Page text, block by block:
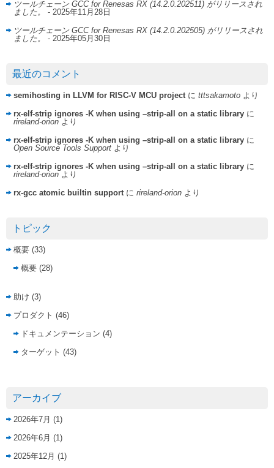
ツールチェーン GCC for Renesas RX (14.2.0.202511) がリリースされ
ました。
- 2025年11月28日
ツールチェーン GCC for Renesas RX (14.2.0.202505) がリリースされ
ました。
- 2025年05月30日
最近のコメント
semihosting in LLVM for RISC-V MCU projectに tttsakamoto より
rx-elf-strip ignores -K when using –strip-all on a static library に
rireland-orion より
rx-elf-strip ignores -K when using –strip-all on a static library に
Open Source Tools Support より
rx-elf-strip ignores -K when using –strip-all on a static library に
rireland-orion より
rx-gcc atomic builtin supportに rireland-orion より
トピック
概要 (33)
概要 (28)
助け (3)
プロダクト (46)
ドキュメンテーション (4)
ターゲット (43)
アーカイブ
2026年7月 (1)
2026年6月 (1)
2025年12月 (1)